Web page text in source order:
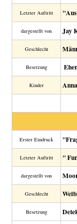
Letzter Auftritt
dargestellt von Jay
Geschlecht
Besetzung
Kinder
Erster Eindruck
Letzter Auftritt "
dargestellt von
Geschlecht
Besetzung